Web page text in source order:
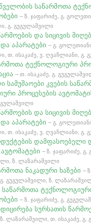
საწარმოთა
– ზ. ჯაფარიძე, გ.
გ. გუგულაშვილი
და სიცივის
აპარატები– გ.
თ. ისაკაძე, ვ. ღვაჩლიანი, გ.
ტექნოლოგიური
– თ. ისაკაძე, გ.
სამუშაოები კვების
პროცესების
და სიცივის
აპარატები– გ.
თ. ისაკაძე, ვ. ღვაჩლიანი, გ.
დამფასოებელი
– ზ. ჯაფარიძე, გ.
ზ. ლაზარაშვილი
ნაკადური ხაზები–
გუგულაშვილი, ზ.
საწარმოთა
– ზ. ჯაფარიძე, გ.
სურსათის
ლაზარაშვილი, თ. ისაკაძე, გ.